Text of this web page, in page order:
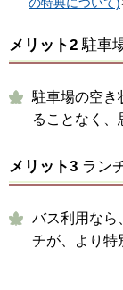
メリット2 駐車
駐車場の空き
ることなく、
メリット3 ラン
バス利用なら
チが、より特